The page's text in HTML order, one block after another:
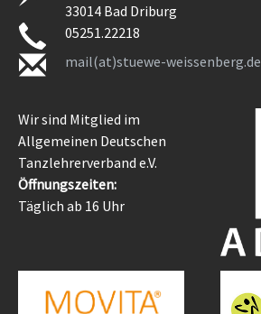
33014 Bad Driburg
05251.22218
mail(at)stuewe-weissenberg.de
Wir sind Mitglied im
Allgemeinen Deutschen
Tanzlehrerverband e.V.
Öffnungszeiten:
Täglich ab 16 Uhr